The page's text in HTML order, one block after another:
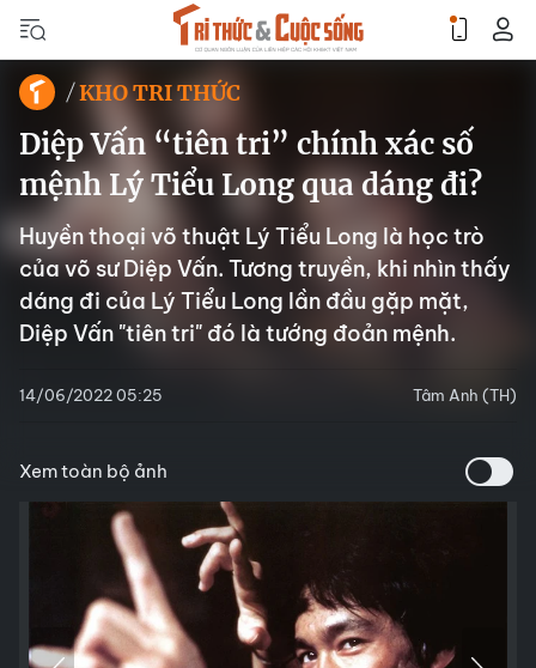
KHO TRI THỨC
Diệp Vấn “tiên tri” chính xác số
mệnh Lý Tiểu Long qua dáng đi?
Huyền thoại võ thuật Lý Tiểu Long là học trò
của võ sư Diệp Vấn. Tương truyền, khi nhìn thấy
dáng đi của Lý Tiểu Long lần đầu gặp mặt,
Diệp Vấn "tiên tri" đó là tướng đoản mệnh.
14/06/2022 05:25 Tâm Anh (TH)
Xem toàn bộ ảnh